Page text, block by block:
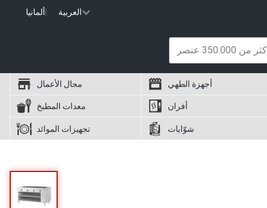
ألمانيا العربية
مجال الأعمال أجهزة الطهي
معدات المطبخ أفران
تجهيزات الموائد شوّايات